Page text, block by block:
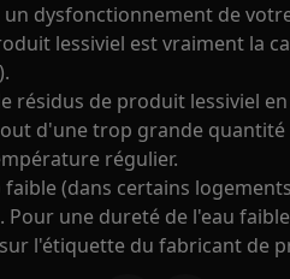
un dysfonctionnement de
lessiviel est vraiment la
résidus de produit lessiviel
d'une trop grande
régulier.
(dans certains
Pour une dureté de l'eau
l'étiquette du fabricant de